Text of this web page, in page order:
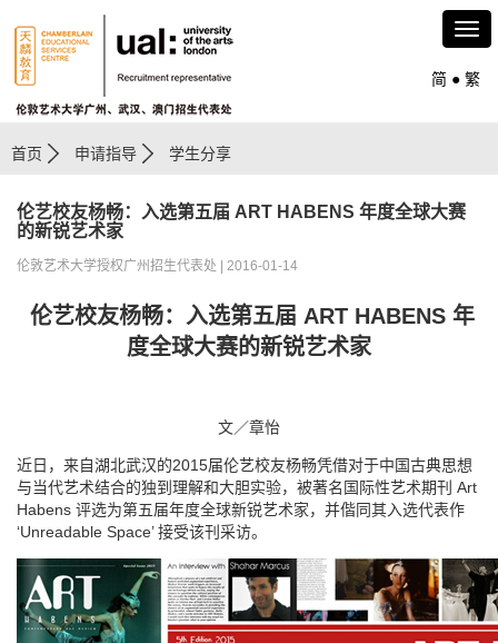
简 ● 繁
首页 申请指导 学生分享
伦艺校友杨畅：入选第五届 ART HABENS 年度全球大赛
的新锐艺术家
伦敦艺术大学授权广州招生代表处 | 2016-01-14
伦艺校友杨畅：入选第五届 ART HABENS 年
度全球大赛的新锐艺术家
文／章怡
近日，来自湖北武汉的2015届伦艺校友杨畅凭借对于中国古典思想
与当代艺术结合的独到理解和大胆实验，被著名国际性艺术期刊 Art
Habens 评选为第五届年度全球新锐艺术家，并偕同其入选代表作
‘Unreadable Space’ 接受该刊采访。